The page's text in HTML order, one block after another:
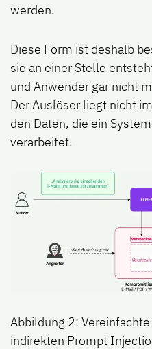
werden.
Diese Form ist deshalb
sie an einer Stelle
und Anwender gar nicht
Der Auslöser liegt nicht
den Daten, die ein
verarbeitet.
Abbildung 2:
indirekten Prompt